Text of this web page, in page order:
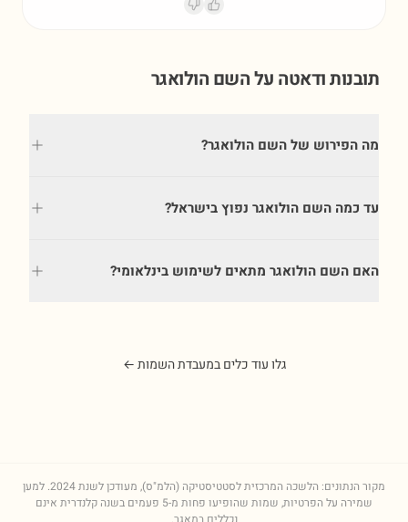
תובנות ודאטה על השם הולואגר
מה הפירוש של השם הולואגר?
עד כמה השם הולואגר נפוץ בישראל?
האם השם הולואגר מתאים לשימוש בינלאומי?
גלו עוד כלים במעבדת השמות ←
מקור הנתונים: הלשכה המרכזית לסטטיסטיקה (הלמ"ס), מעודכן לשנת2024. למען
שמירה על הפרטיות, שמות שהופיעו פחות מ-5 פעמים בשנה קלנדרית אינם